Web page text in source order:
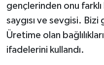
gençlerinden onu farklı
saygısı ve sevgisi. Bizi
Üretime olan
ifadelerini kullandı.